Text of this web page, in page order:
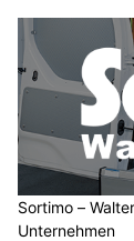
Sortimo –
Unternehmen